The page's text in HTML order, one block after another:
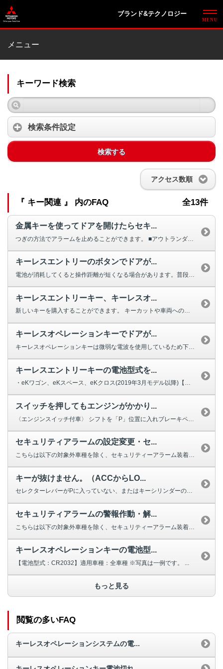
ブランド&テクノロジー
メニュー
キーワード検索
検索条件設定
検索する
アクセス数順
『 キー関連 』 内のFAQ 全13件
金属キーを使ってドアを開けたらセキ...
キーレスエントリーのボタンでドアが...
電池が消耗してくると操作距離が短くなる場合があります。普段よりも操作距離が...
キーレスエントリーキー、キーレスオ...
新しいキーを購入することができます。 キーカットや車両へのコードの登録が...
キーレスオペレーションキーでドアが...
キーレスオペレーションキーは微弱な電波を使用しているため下記のような場合、...
キーレスエントリーキーの電池型式を...
・eKワゴン、eKスペース、eKクロス(2019年3月モデル以降)【電池型...
スイッチを押してもエンジンがかかり...
セキュリティアラームの設定変更・セ...
こちらは以下の対象外車種を除く、セキュリティーアラーム装着車向けのご回答で...
キーが抜けません。（ACCからLO...
セレクターレバーがPに入っていない、またはキーシリンダーの機構にキーがかみ...
セキュリティアラームの警報作動・解...
キーレスオペレーションキーの電池型...
【電池型式：CR2032】適用車種：全車種 ※写真は一例です。 ...
もっと見る
閲覧の多いFAQ
キーレスオペレーションシステムの電...